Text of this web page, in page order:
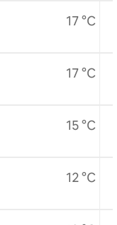
17 °C
17 °C
15 °C
12 °C